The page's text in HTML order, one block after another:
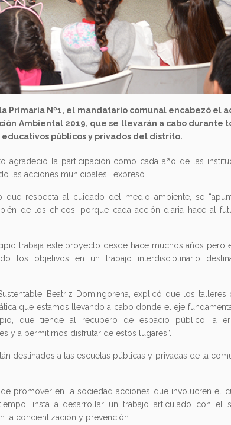
Primaria Nº1, el mandatario comunal encabezó el
Ambiental 2019, que se llevarán a cabo durante
públicos y privados del distrito.
agradeció la participación como cada año de las
las acciones municipales”, expresó.
respecta al cuidado del medio ambiente, se
de los chicos, porque cada acción diaria hace al
trabaja este proyecto desde hace muchos años pero
los objetivos en un trabajo interdisciplinario
Beatriz Domingorena, explicó que los talleres
que estamos llevando a cabo donde el eje
que tiende al recupero de espacio público, a
y a permitirnos disfrutar de estos lugares”.
destinados a las escuelas públicas y privadas de la
promover en la sociedad acciones que involucren el
insta a desarrollar un trabajo articulado con el
la concientización y prevención.